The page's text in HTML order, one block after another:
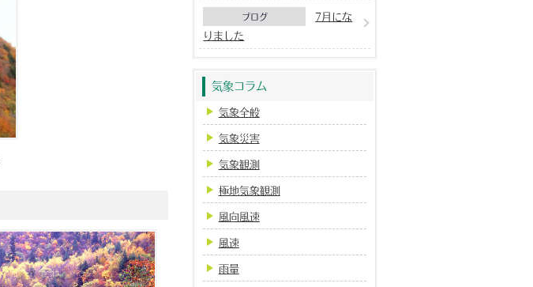
ブログ
7月にな
りました
気象コラム
気象全般
気象災害
気象観測
極地気象観測
風向風速
風速
雨量